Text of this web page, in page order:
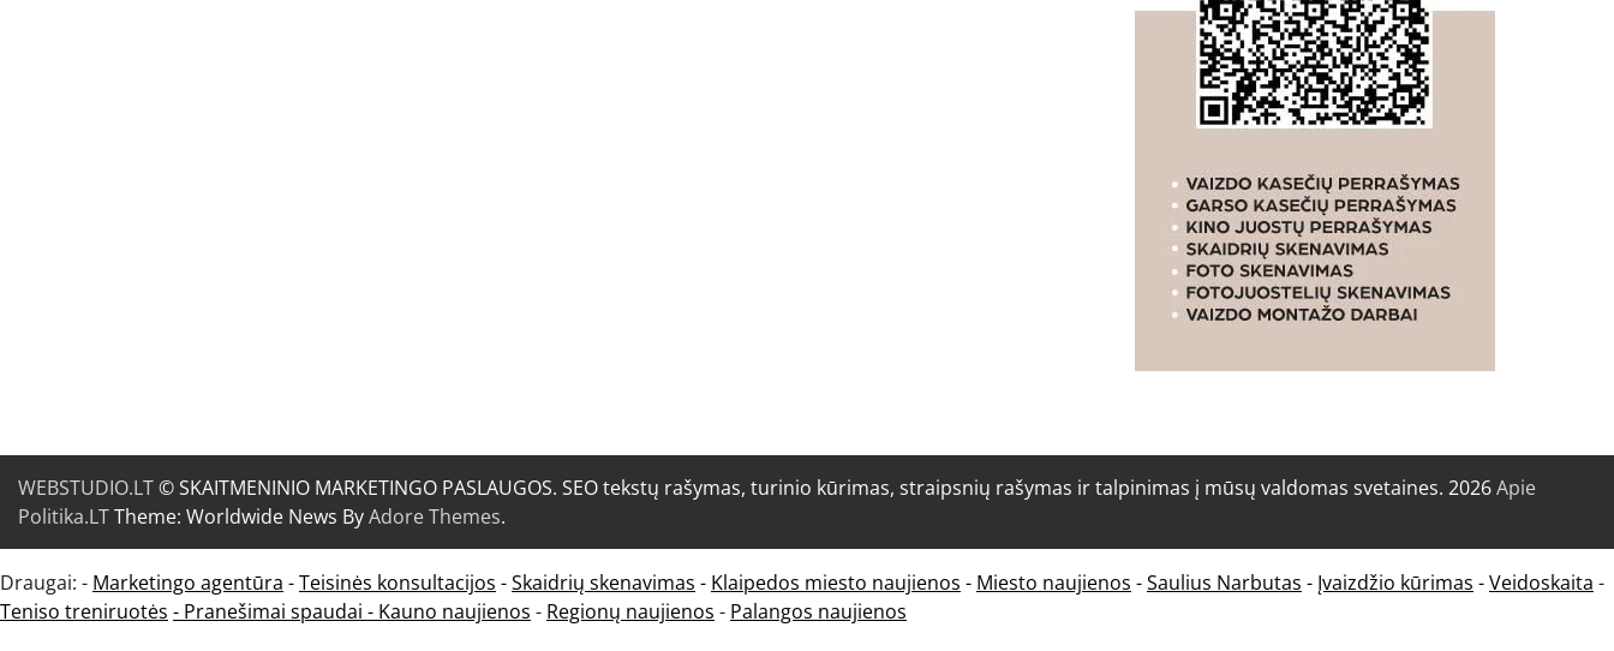
WEBSTUDIO.LT© SKAITMENINIO MARKETINGO PASLAUGOS. SEO tekstų rašymas, turinio kūrimas, straipsnių rašymas ir talpinimas į mūsų valdomas svetaines. 2026Apie
Politika.LTTheme: Worldwide News ByAdore Themes.
Draugai: - Marketingo agentūra -Teisinės konsultacijos -Skaidrių skenavimas - Klaipedos miesto naujienos - Miesto naujienos -Saulius Narbutas - Įvaizdžio kūrimas -Veidoskaita -
Teniso treniruotės - Pranešimai spaudai - Kauno naujienos - Regionų naujienos - Palangos naujienos